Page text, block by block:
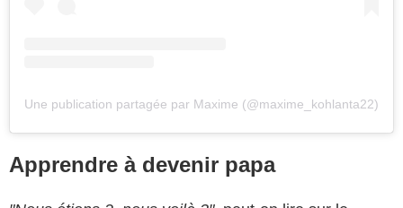
Une publication partagée par Maxime (@maxime_kohlanta22)
Apprendre à devenir papa